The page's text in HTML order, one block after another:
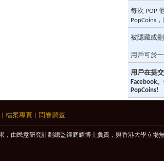
每次 POP
PopCoins
被隱藏或
用戶可於
用戶在提
Facebook
PopCoins!
檔案專頁 問卷調查
由民意研究計劃總監鍾庭耀博士負責，與香港大學立場無